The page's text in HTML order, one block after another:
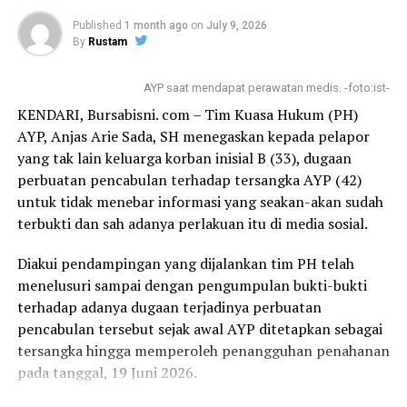
dalam mengakses peluang magang, pelatihan vokasi,
hingga penyaluran tenaga kerja.
“Kerjasama ini banyak hal, salah satunya mahasiswa kami
pelatihan wirasausaha agar bukan hanya teori yang
dikuasai tetapi dibarengi dengan praktek, dan tentunya
Integrasi antara kurikulum akademik dengan dinamika
dunia usaha dari Kadin akan mempercepat peningkatan
kualitas pendidikan di IAI Rawa Aopa,” katanya.
Pendidikan dan Perguruan Tinggi Al Asri, Mardan. Pihak
yayasan siap memfasilitasi penguatan kelembagaan dan
sarana penunjang guna menyukseskan implementasi
kerja sama tersebut.
“Kita berharap dengan kerjasama ini, bisa memberikan
pendapatan Pemda, tapi kenapa hanya pengantri solar
yang dikenai tarif biaya retribusi sementara pengantri
Pertalite baik motor dan mobil tidak dikenakan biaya
sambungan telepon WhatsApp.
“Kami justru mendukung kalau itu memang untuk
pemda, tapi ini kan kita sedang mengantri BBM bukan
menitipkan kendaraan, kalau seperti di Swalayan kan
wajar retribusinya jelas untuk jasa menitipkan
kendaraan sementara di SPBU itu kita mengantri,” Jalas
​Rudi menambahkan bahwa keberadaan para sopir yang
mengular hingga ke bahu jalan di sekitar SPBU murni
disebabkan oleh keterbatasan pasokan solar, bukan
karena kesengajaan para pengemudi untuk memarkirkan
kendaraan mereka.
Published 1 month ago on July 9, 2026
By Rustam
AYP saat mendapat perawatan medis. -foto:ist-
KENDARI, Bursabisni. com – Tim Kuasa Hukum (PH)
AYP, Anjas Arie Sada, SH menegaskan kepada pelapor
yang tak lain keluarga korban inisial B (33), dugaan
perbuatan pencabulan terhadap tersangka AYP (42)
untuk tidak menebar informasi yang seakan-akan sudah
terbukti dan sah adanya perlakuan itu di media sosial.
Diakui pendampingan yang dijalankan tim PH telah
menelusuri sampai dengan pengumpulan bukti-bukti
terhadap adanya dugaan terjadinya perbuatan
pencabulan tersebut sejak awal AYP ditetapkan sebagai
tersangka hingga memperoleh penangguhan penahanan
pada tanggal, 19 Juni 2026.